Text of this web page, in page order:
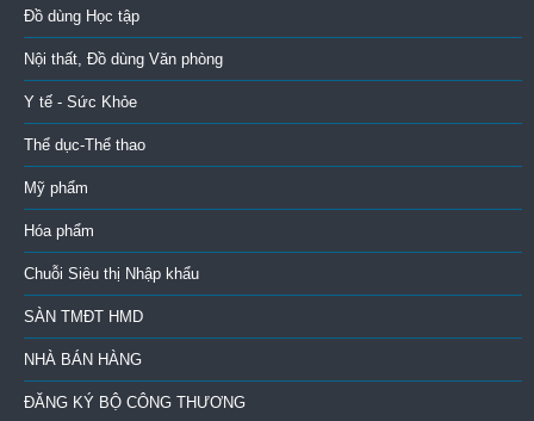
Đồ dùng Học tập
Nội thất, Đồ dùng Văn phòng
Y tế - Sức Khỏe
Thể dục-Thể thao
Mỹ phẩm
Hóa phẩm
Chuỗi Siêu thị Nhập khẩu
SÀN TMĐT HMD
NHÀ BÁN HÀNG
ĐĂNG KÝ BỘ CÔNG THƯƠNG